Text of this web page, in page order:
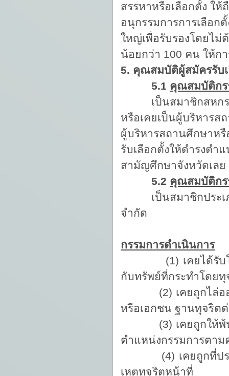
สรรหาหรือเลือกตั้ง ใ
อนุกรรมการการเลือก
ใหญ่เพื่อรับรองโดยไม่
น้อยกว่า 100 คน ให้กา
5. คุณสมบัติผู้สมัครรับ
5.1 คุณสมบัติกร
เป็นสมาชิกสหก
หรือเคยเป็นผู้บริหาร
ผู้บริหารสถานศึกษาหรื
รับเลือกตั้งให้ดำรงต
สามัญศึกษาจังหวัดเลย
5.2 คุณสมบัติกร
เป็นสมาชิกประเภ
จำกัด
กรรมการดำเนินการ
(1) เคยได้รับโทษ
กับทรัพย์ที่กระทำโดยทุ
(2) เคยถูกไล่ออก
หรือเอกชน ฐานทุจริต
(3) เคยถูกให้พ้นจ
ตำแหน่งกรรมการตา
(4) เคยถูกที่ประชุ
เหตุทุจริตหน้าที่